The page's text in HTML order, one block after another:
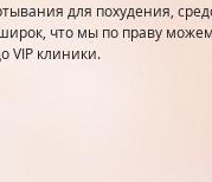
для похудения,
что мы по праву
VIP клиники.